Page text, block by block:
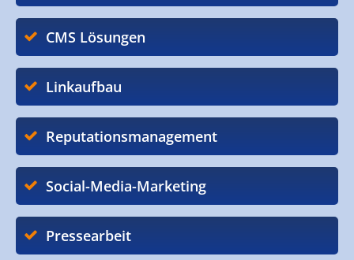
CMS Lösungen
Linkaufbau
Reputationsmanagement
Social-Media-Marketing
Pressearbeit